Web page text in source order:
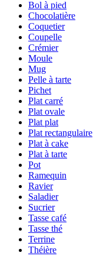
Bol à pied
Chocolatière
Coquetier
Coupelle
Crémier
Moule
Mug
Pelle à tarte
Pichet
Plat carré
Plat ovale
Plat plat
Plat rectangulaire
Plat à cake
Plat à tarte
Pot
Ramequin
Ravier
Saladier
Sucrier
Tasse café
Tasse thé
Terrine
Théière